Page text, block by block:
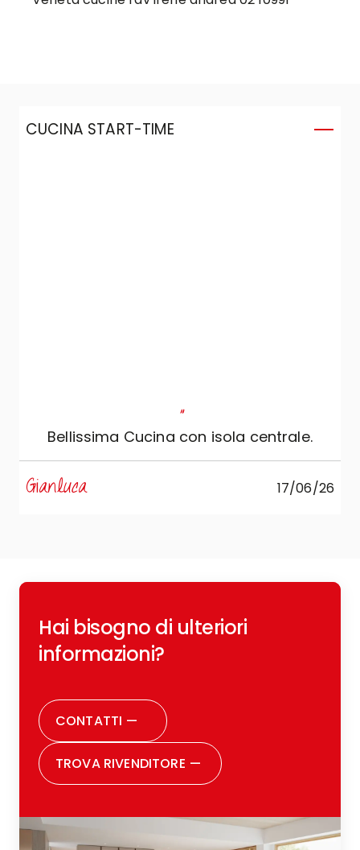
CUCINA START-TIME
"
Bellissima Cucina con isola centrale.
Gianluca 17/06/26
Hai bisogno di ulteriori
informazioni?
CONTATTI —
TROVA RIVENDITORE —